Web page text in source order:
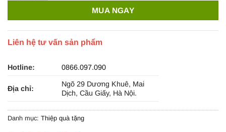
MUA NGAY
Liên hệ tư vấn sản phẩm
Hotline: 0866.097.090
Địa chỉ:
Ngõ 29 Dương Khuê, Mai
Dịch, Cầu Giấy, Hà Nội.
Danh mục: Thiệp quà tặng